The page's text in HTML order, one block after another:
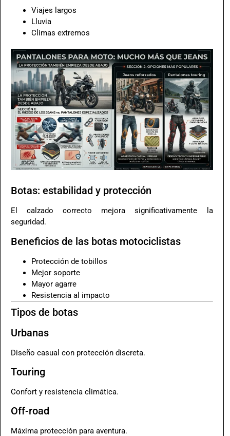
Viajes largos
Lluvia
Climas extremos
Botas: estabilidad y protección
El calzado correcto mejora significativamente la
seguridad.
Beneficios de las botas motociclistas
Protección de tobillos
Mejor soporte
Mayor agarre
Resistencia al impacto
Tipos de botas
Urbanas
Diseño casual con protección discreta.
Touring
Confort y resistencia climática.
Off-road
Máxima protección para aventura.